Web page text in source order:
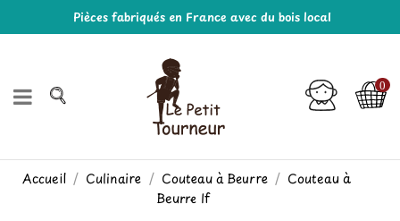
Pièces fabriqués en France avec du bois local
0
Accueil Culinaire Couteau à Beurre
Couteau à
Beurre If